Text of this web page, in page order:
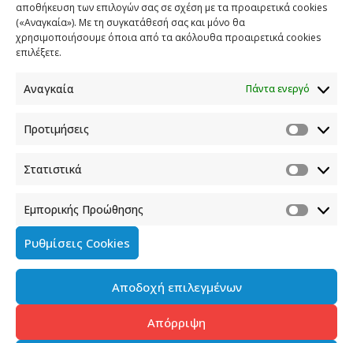
αποθήκευση των επιλογών σας σε σχέση με τα προαιρετικά cookies
(«Αναγκαία»). Με τη συγκατάθεσή σας και μόνο θα
χρησιμοποιήσουμε όποια από τα ακόλουθα προαιρετικά cookies
επιλέξετε.
Αναγκαία Πάντα ενεργό
Προτιμήσεις
Στατιστικά
Εμπορικής Προώθησης
Ρυθμίσεις Cookies
Αποδοχή επιλεγμένων
Απόρριψη
ΕΠΙΚΟΙΝΩΝΙΑ
Φραγκούδη 11 & Αλεξάνδρου Πάντου
info.media@media.gov.gr
Πολιτική Cookies
Όροι χρήσης
Πολιτική προστασίας προσωπικών δεδομένων του
Διαχείρηση συγκατάθεσης